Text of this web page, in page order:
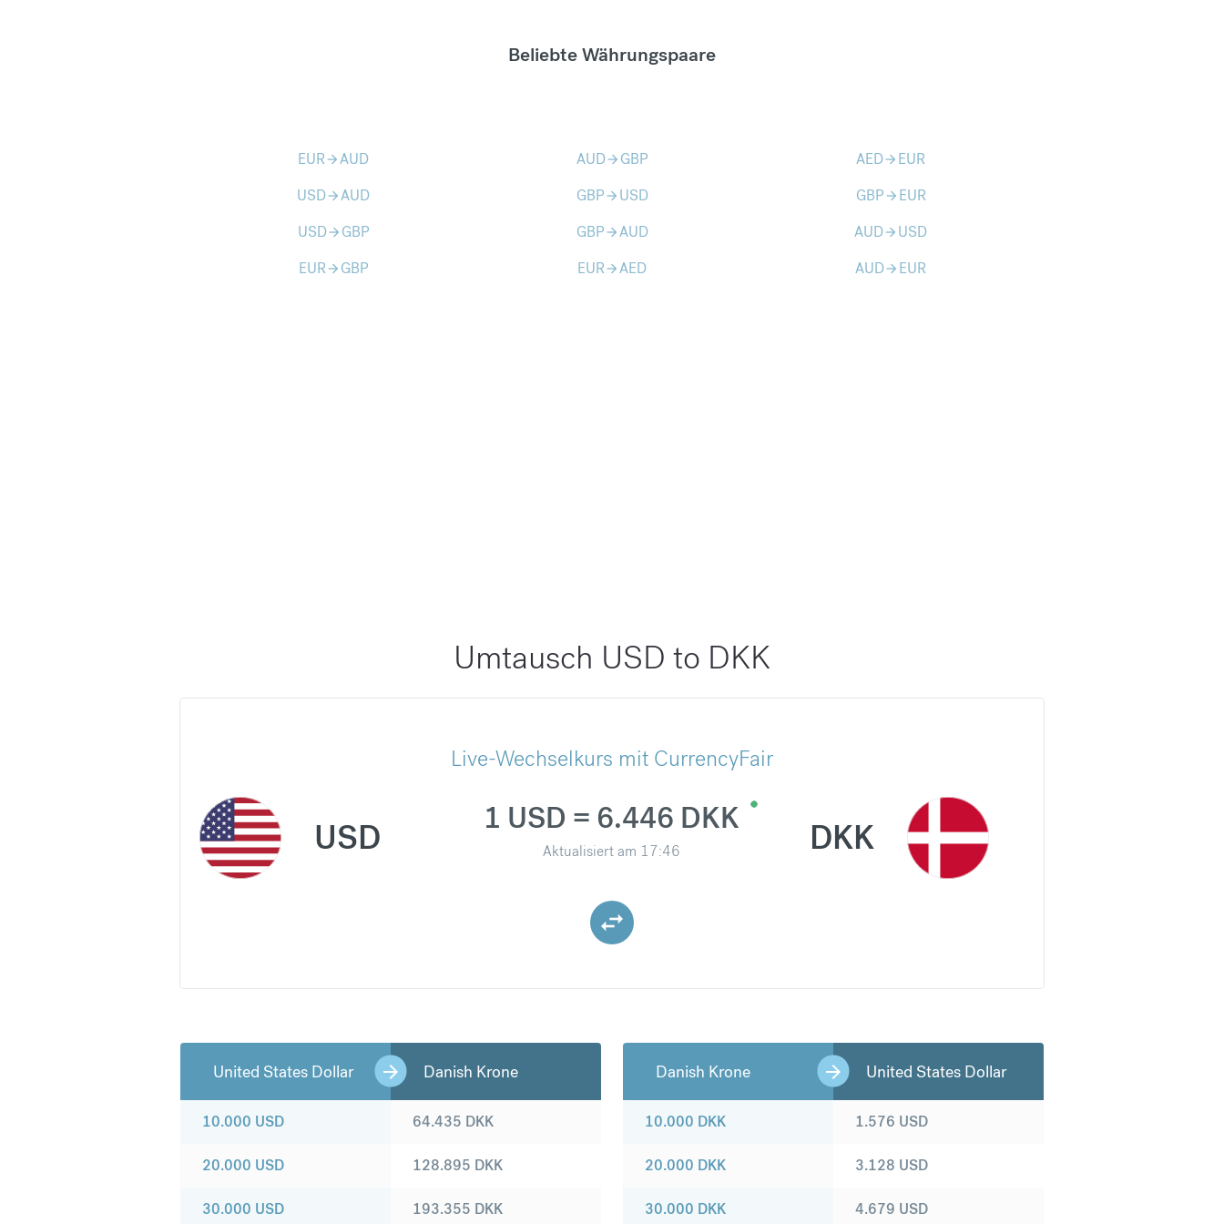
Beliebte Währungspaare
EURarrow_forwardAUD AUDarrow_forward GBP AEDarrow_forward EUR
USDarrow_forwardAUD GBParrow_forward USD GBParrow_forward EUR
USDarrow_forward GBP GBParrow_forwardAUD AUDarrow_forward USD
EURarrow_forward GBP EURarrow_forwardAED AUDarrow_forward EUR
Umtausch USD to DKK
Live-Wechselkurs mit CurrencyFair
USD 1 USD = 6.446 DKK
Aktualisiert am 17:46 DKK
United States Dollar Danish Krone
10.000 USD
20.000 USD
30.000 USD
64.435 DKK
128.895 DKK
193.355 DKK
Danish Krone United States Dollar
10.000 DKK
20.000 DKK
30.000 DKK
1.576 USD
3.128 USD
4.679 USD